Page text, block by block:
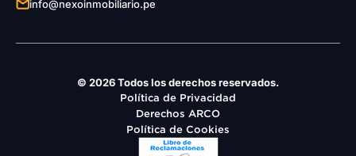
info@nexoinmobiliario.pe
© 2026 Todos los derechos reservados.
Política de Privacidad
Derechos ARCO
Política de Cookies